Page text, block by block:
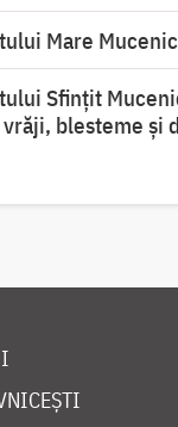
Mare
Sfințit
blesteme și